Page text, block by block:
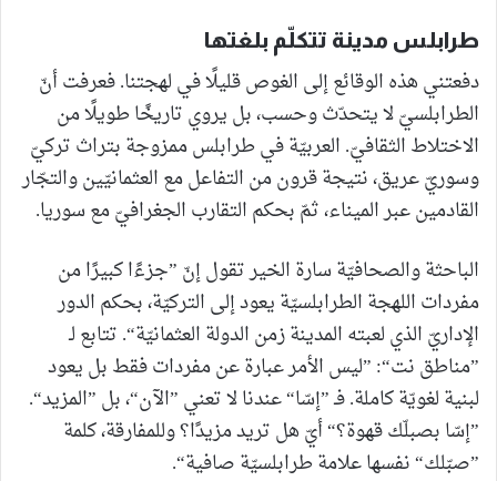
طرابلس مدينة تتكلّم بلغتها
دفعتني هذه الوقائع إلى الغوص قليلًا في لهجتنا. فعرفت أنّ
الطرابلسيّ لا يتحدّث وحسب، بل يروي تاريخًا طويلًا من
الاختلاط الثقافيّ. العربيّة في طرابلس ممزوجة بتراث تركيّ
وسوريّ عريق، نتيجة قرون من التفاعل مع العثمانيّين والتجّار
القادمين عبر الميناء، ثمّ بحكم التقارب الجغرافيّ مع سوريا.
الباحثة والصحافيّة سارة الخير تقول إنّ ”جزءًا كبيرًا من
مفردات اللهجة الطرابلسيّة يعود إلى التركيّة، بحكم الدور
الإداريّ الذي لعبته المدينة زمن الدولة العثمانيّة“. تتابع لـ
”مناطق نت“: ”ليس الأمر عبارة عن مفردات فقط بل يعود
لبنية لغويّة كاملة. فـ ”إسّا“ عندنا لا تعني ”الآن“، بل ”المزيد“.
”إسّا بصبلّك قهوة؟“ أيّ هل تريد مزيدًا؟ وللمفارقة، كلمة
”صبّلك“ نفسها علامة طرابلسيّة صافية“.